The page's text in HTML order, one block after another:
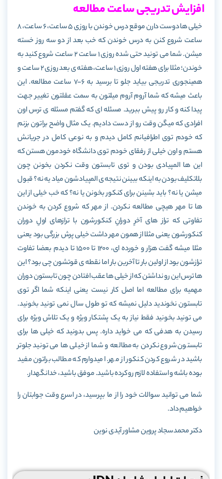
افزایش تدریجی ساعت مطالعه
خیلی ها دوست دارن موقع درس خوندن با روزی 5 ساعت، 6 ساعت، 8
ساعت شروع کنن به درس خوندن که خب بعد از دو سه روز خسته
میشن. شما می تونید حتی شده روزی 1 ساعت 2 ساعت شروع کنید به
خوندن؛ مثلا برای هفته اول روزی 1 ساعت، هفته ی بعد روزی 2 ساعت و
همینجوری تدریجی بیاید جلو تا برسید به 6-7 ساعت مطالعه. این
باعث میشه که شما آروم آروم میلتون به سمت عقلتون تغییر جهت
پیدا کنه و کار رو پیش ببرید. مسئله ای که گفتم مسئله ی ترس اون
افرادی که میگن وقت رو از دست دادیم. یک مثال واضح براتون بزنم
که خودم توی اطرافیانم کامل دیدم و به نوعی کامل در جریانش
هستم و اون خیلی از رفقای خودم توی دانشگاه خودمون هستن که
این ها المپیادی بودن و توی تابستون وقت نکردن بخونن چون
بلاتکلیف بودن به اینکه ببینن نتیجه ی المپیادشون میاد یه نه؟ قبول
میشن یا نه؟ باید بشینن برای کنکور بخونن یا نه؟ که خب خیلی از این
ها تا مهر هیچی مطالعه نکردن. از مهر که شروع کردن به خوندن
تفاوتی که تراز های آخرِ دورانِ کنکورشون با ترازهای اولِ دوران
کنکورشون یعنی مثلا از همون مهر داشت خیلی پرش بزرگی بود یعنی
مثلا میشه گفت هزار و خورده ای، 1200 تا 1500 تا دیدم بعضا تفاوت
ترازشون بود از اولین بار تا آخرین بار اما نقطه ی قوتشون چی بود؟ این
ها ترس این رو نداشتن که از خیلی ها عقب افتادن چون تابستون دوران
مهمیه برای مطالعه اما اصل کار نیست یعنی اینکه شما اگر توی
تابستون نخوندید دلیل نمیشه که تو طول سال نمی تونید بخونید.
می تونید بخونید فقط نیاز به یک پشتکار ویژه و یک تلاش ویژه برای
رسیدن به هدفی که می خواید داره. پس بدونید که خیلی ها برای
تابستون شروع نکردن به مطالعه و شما از خیلی ها می تونید جلوتر
باشید در شروع کردن کنکور از مهر. امیدوارم که مطالب براتون مفید
بوده باشه و استفاده لازم رو کرده باشید. موفق باشید، خدانگهدار.
شما می توانید سوالات خود را از ما بپرسید، در اسرع وقت جوابتان را
خواهیم داد.
دکتر محمدسجاد پروین مشاور آیدی نوین